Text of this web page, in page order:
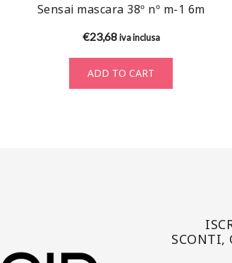
Sensai mascara 38º nº m-1 6m
€23,68 iva inclusa
ADD TO CART
SCONTI,